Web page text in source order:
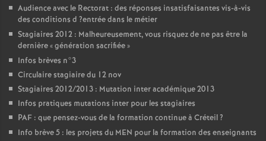
Audience avec le Rectorat : des réponses insatisfaisantes vis-à-vis
des conditions d ?entrée dans le métier
Stagiaires 2012 : Malheureusement, vous risquez de ne pas être la
dernière «génération sacrifiée»
Infos brèves n°3
Circulaire stagiaire du 12 nov
Stagiaires 2012/2013 : Mutation inter académique 2013
Infos pratiques mutations inter pour les stagiaires
PAF : que pensez-vous de la formation continue à Créteil?
Info brève 5 : les projets du MEN pour la formation des enseignants